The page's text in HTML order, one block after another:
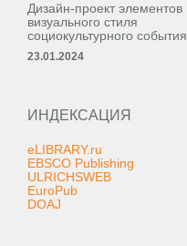
Дизайн-проект элементов
визуального стиля
социокультурного события
23.01.2024
ИНДЕКСАЦИЯ
eLIBRARY.ru
EBSCO Publishing
ULRICHSWEB
EuroPub
DOAJ